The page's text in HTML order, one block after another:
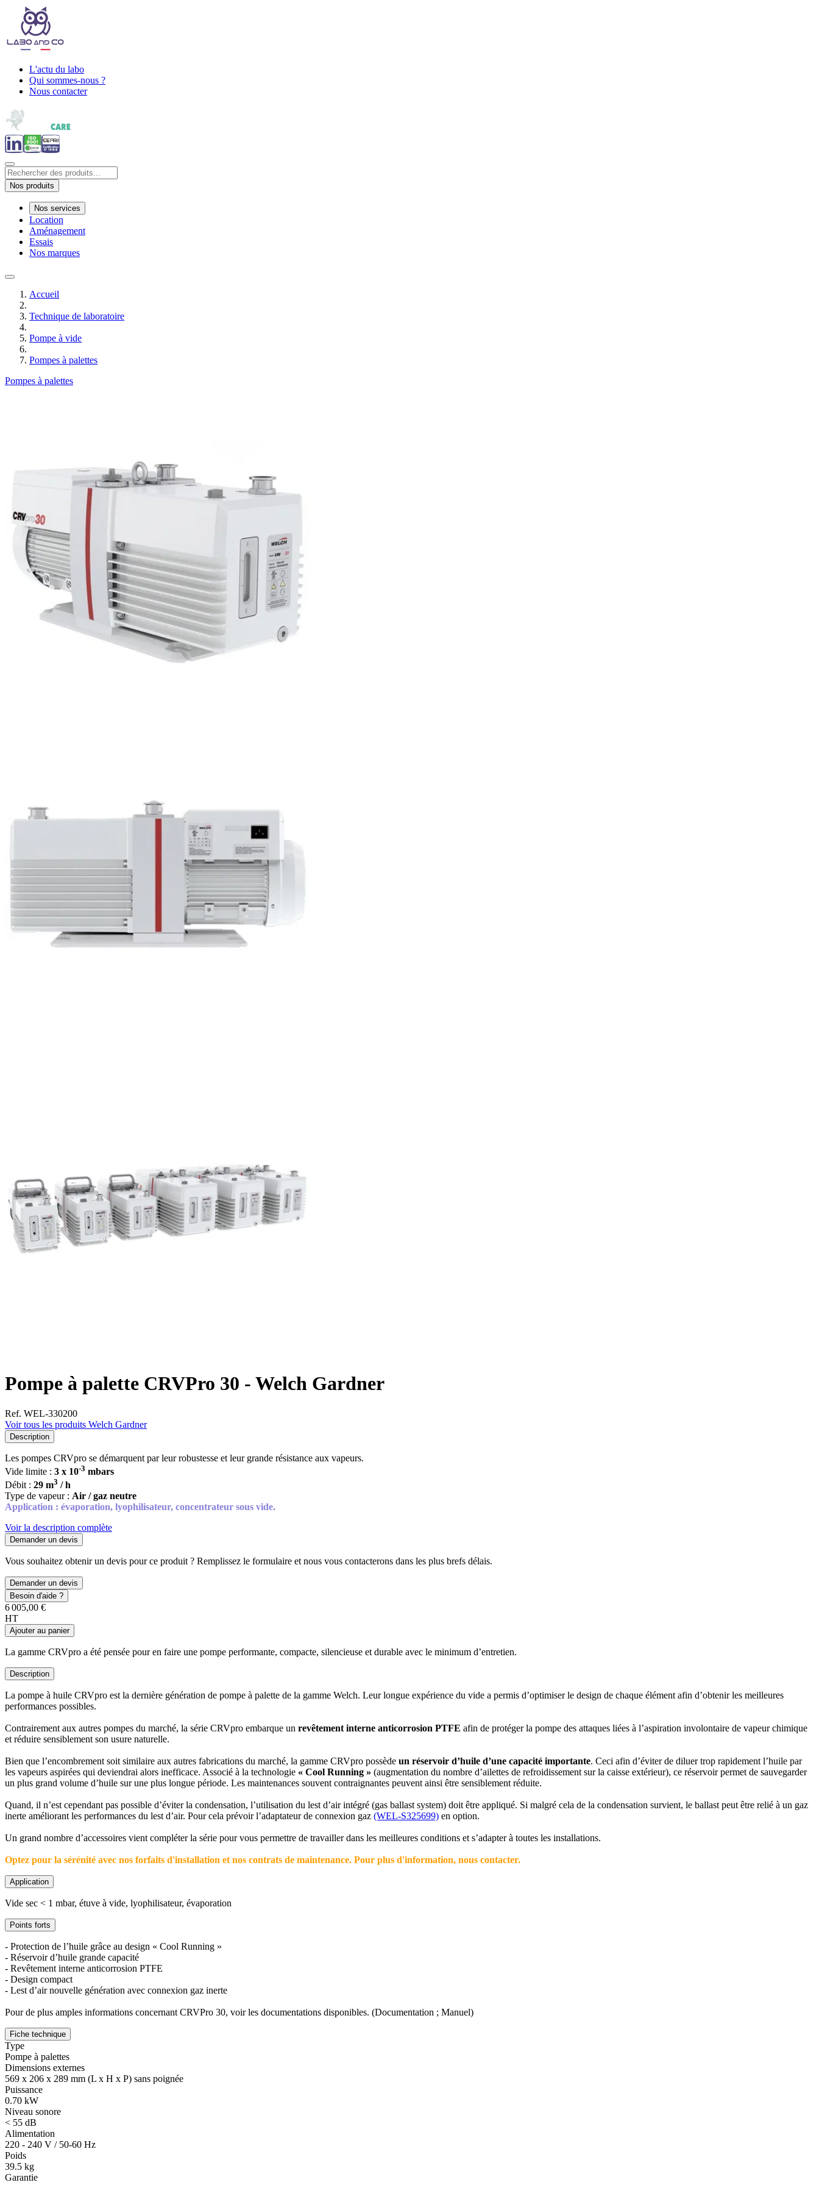
L'actu du labo
Qui sommes-nous ?
Nous contacter
Nos produits
Nos services
Location
Aménagement
Essais
Nos marques
Accueil
Technique de laboratoire
Pompe à vide
Pompes à palettes
Pompes à palettes
Pompe à palette CRVPro 30 - Welch Gardner
Ref. WEL-330200
Voir tous les produits Welch Gardner
Description
Les pompes CRVpro se démarquent par leur robustesse et leur grande résistance aux vapeurs.
Vide limite : 3 x 10-3 mbars
Débit : 29 m3 / h
Type de vapeur : Air / gaz neutre
Application : évaporation, lyophilisateur, concentrateur sous vide.
Voir la description complète
Demander un devis
Vous souhaitez obtenir un devis pour ce produit ? Remplissez le formulaire et nous vous contacterons dans les plus brefs délais.
Demander un devis
Besoin d'aide ?
6 005,00 €
HT
Ajouter au panier
La gamme CRVpro a été pensée pour en faire une pompe performante, compacte, silencieuse et durable avec le minimum d’entretien.
Description
La pompe à huile CRVpro est la dernière génération de pompe à palette de la gamme Welch. Leur longue expérience du vide a permis d’optimiser le design de chaque élément afin d’obtenir les meilleures
performances possibles.
Contrairement aux autres pompes du marché, la série CRVpro embarque un revêtement interne anticorrosion PTFE afin de protéger la pompe des attaques liées à l’aspiration involontaire de vapeur chimique
et réduire sensiblement son usure naturelle.
Bien que l’encombrement soit similaire aux autres fabrications du marché, la gamme CRVpro possède un réservoir d’huile d’une capacité importante. Ceci afin d’éviter de diluer trop rapidement l’huile par
les vapeurs aspirées qui deviendrai alors inefficace. Associé à la technologie « Cool Running » (augmentation du nombre d’ailettes de refroidissement sur la caisse extérieur), ce réservoir permet de sauvegarder
un plus grand volume d’huile sur une plus longue période. Les maintenances souvent contraignantes peuvent ainsi être sensiblement réduite.
Quand, il n’est cependant pas possible d’éviter la condensation, l’utilisation du lest d’air intégré (gas ballast system) doit être appliqué. Si malgré cela de la condensation survient, le ballast peut être relié à un gaz
inerte améliorant les performances du lest d’air. Pour cela prévoir l’adaptateur de connexion gaz (WEL-S325699) en option.
Un grand nombre d’accessoires vient compléter la série pour vous permettre de travailler dans les meilleures conditions et s’adapter à toutes les installations.
Optez pour la sérénité avec nos forfaits d'installation et nos contrats de maintenance. Pour plus d'information, nous contacter.
Application
Vide sec < 1 mbar, étuve à vide, lyophilisateur, évaporation
Points forts
- Protection de l’huile grâce au design « Cool Running »
- Réservoir d’huile grande capacité
- Revêtement interne anticorrosion PTFE
- Design compact
- Lest d’air nouvelle génération avec connexion gaz inerte
Pour de plus amples informations concernant CRVPro 30, voir les documentations disponibles. (Documentation ; Manuel)
Fiche technique
Type
Pompe à palettes
Dimensions externes
569 x 206 x 289 mm (L x H x P) sans poignée
Puissance
0.70 kW
Niveau sonore
< 55 dB
Alimentation
220 - 240 V / 50-60 Hz
Poids
39.5 kg
Garantie